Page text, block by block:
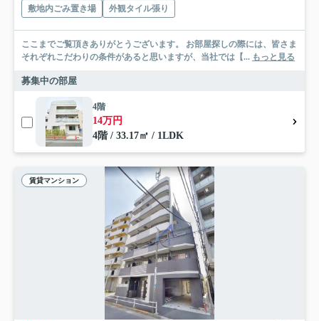
敷地内ごみ置き場
外観タイル張り
ここまでご覧頂きありがとうございます。 お部屋探しの際には、皆さま
それぞれこだわりの条件があると思いますが、当社では【... もっと見る
募集中の部屋
4階
14万円
4階 / 33.17㎡ / 1LDK
賃貸マンション